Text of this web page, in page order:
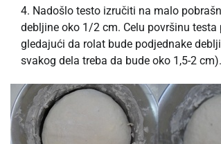
Nadošlo testo izručiti na malo
debljine oko 1/2 cm. Celu površinu
gledajući da rolat bude podjednake
svakog dela treba da bude oko 1,5-2